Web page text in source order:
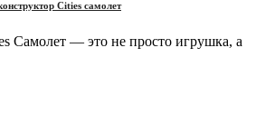
Cities самолет
Самолет — это не просто игрушка, а